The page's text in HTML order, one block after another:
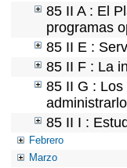
85 II A : El
programas
85 II E :
85 II F : La
85 II G :
85 II I :
Febrero
Marzo